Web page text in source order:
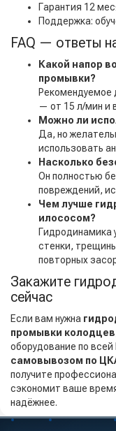
Гарантия 12
Поддержка:
FAQ — ответы
Какой напор
промывки?
Рекомендуемое
— от 15 л/мин и
Можно ли
Да, но
использовать
Насколько
Он полностью
повреждений,
Чем лучше
илососом?
Гидродинамика
стенки,
повторных
Закажите
сейчас
Если вам нужна
промывки колодцев
оборудование по
самовывозом по
получите
сэкономит ваше
надёжнее.